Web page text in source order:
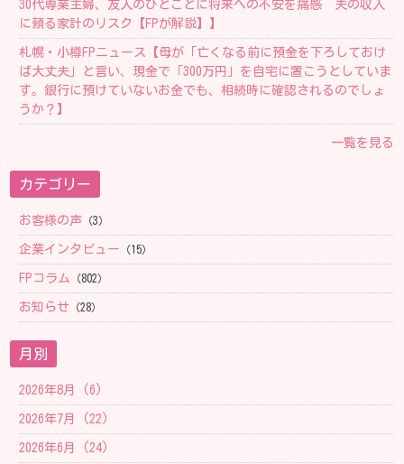
30代専業主婦、友人のひとことに将来への不安を痛感 夫の収入
に頼る家計のリスク【FPが解説】】
札幌・小樽FPニュース【母が「亡くなる前に預金を下ろしておけ
ば大丈夫」と言い、現金で「300万円」を自宅に置こうとしていま
す。銀行に預けていないお金でも、相続時に確認されるのでしょ
うか？】
一覧を見る
カテゴリー
お客様の声 （3）
企業インタビュー （15）
FPコラム （802）
お知らせ （28）
月別
2026年8月 (6)
2026年7月 (22)
2026年6月 (24)